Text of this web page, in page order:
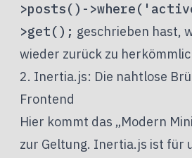
>posts()-
>get(); geschrieben hast,
wieder zurück zu
2. Inertia.js: Die nahtlose
Frontend
Hier kommt das „Modern
zur Geltung. Inertia.js ist für